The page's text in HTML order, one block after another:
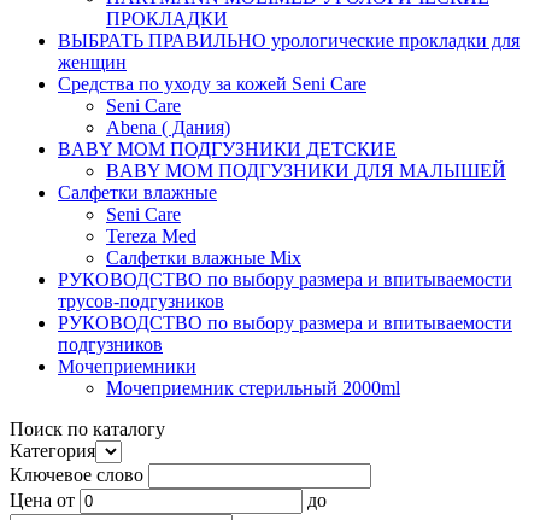
ПРОКЛАДКИ
ВЫБРАТЬ ПРАВИЛЬНО урологические прокладки для
женщин
Средства по уходу за кожей Seni Care
Seni Care
Abena ( Дания)
BABY MOM ПОДГУЗНИКИ ДЕТСКИЕ
BABY MOM ПОДГУЗНИКИ ДЛЯ МАЛЫШЕЙ
Салфетки влажные
Seni Care
Tereza Med
Салфетки влажные Mix
РУКОВОДСТВО по выбору размера и впитываемости
трусов-подгузников
РУКОВОДСТВО по выбору размера и впитываемости
подгузников
Мочеприемники
Мочеприемник стерильный 2000ml
Поиск по каталогу
Категория
Ключевое слово
Цена от до